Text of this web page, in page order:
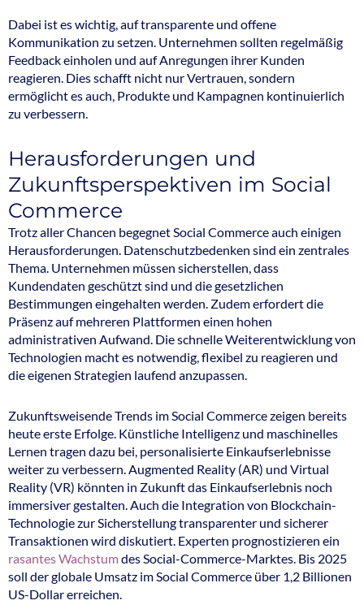
Dabei ist es wichtig, auf transparente und offene
Kommunikation zu setzen. Unternehmen sollten regelmäßig
Feedback einholen und auf Anregungen ihrer Kunden
reagieren. Dies schafft nicht nur Vertrauen, sondern
ermöglicht es auch, Produkte und Kampagnen kontinuierlich
zu verbessern.
Herausforderungen und
Zukunftsperspektiven im Social
Commerce
Trotz aller Chancen begegnet Social Commerce auch einigen
Herausforderungen. Datenschutzbedenken sind ein zentrales
Thema. Unternehmen müssen sicherstellen, dass
Kundendaten geschützt sind und die gesetzlichen
Bestimmungen eingehalten werden. Zudem erfordert die
Präsenz auf mehreren Plattformen einen hohen
administrativen Aufwand. Die schnelle Weiterentwicklung von
Technologien macht es notwendig, flexibel zu reagieren und
die eigenen Strategien laufend anzupassen.
Zukunftsweisende Trends im Social Commerce zeigen bereits
heute erste Erfolge. Künstliche Intelligenz und maschinelles
Lernen tragen dazu bei, personalisierte Einkaufserlebnisse
weiter zu verbessern. Augmented Reality (AR) und Virtual
Reality (VR) könnten in Zukunft das Einkaufserlebnis noch
immersiver gestalten. Auch die Integration von Blockchain-
Technologie zur Sicherstellung transparenter und sicherer
Transaktionen wird diskutiert. Experten prognostizieren ein
rasantes Wachstumdes Social-Commerce-Marktes. Bis 2025
soll der globale Umsatz im Social Commerce über 1,2 Billionen
US-Dollar erreichen.